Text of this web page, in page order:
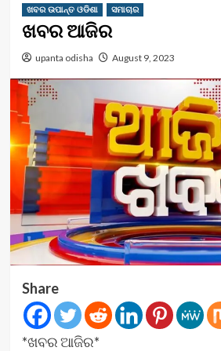
ଖବର ଉପାନ୍ତ ଓଡିଶା ସମାଚାର
ଖବର ଆଜିର
upanta odisha August 9, 2023
Share
*ଖବର ଆଜିର*